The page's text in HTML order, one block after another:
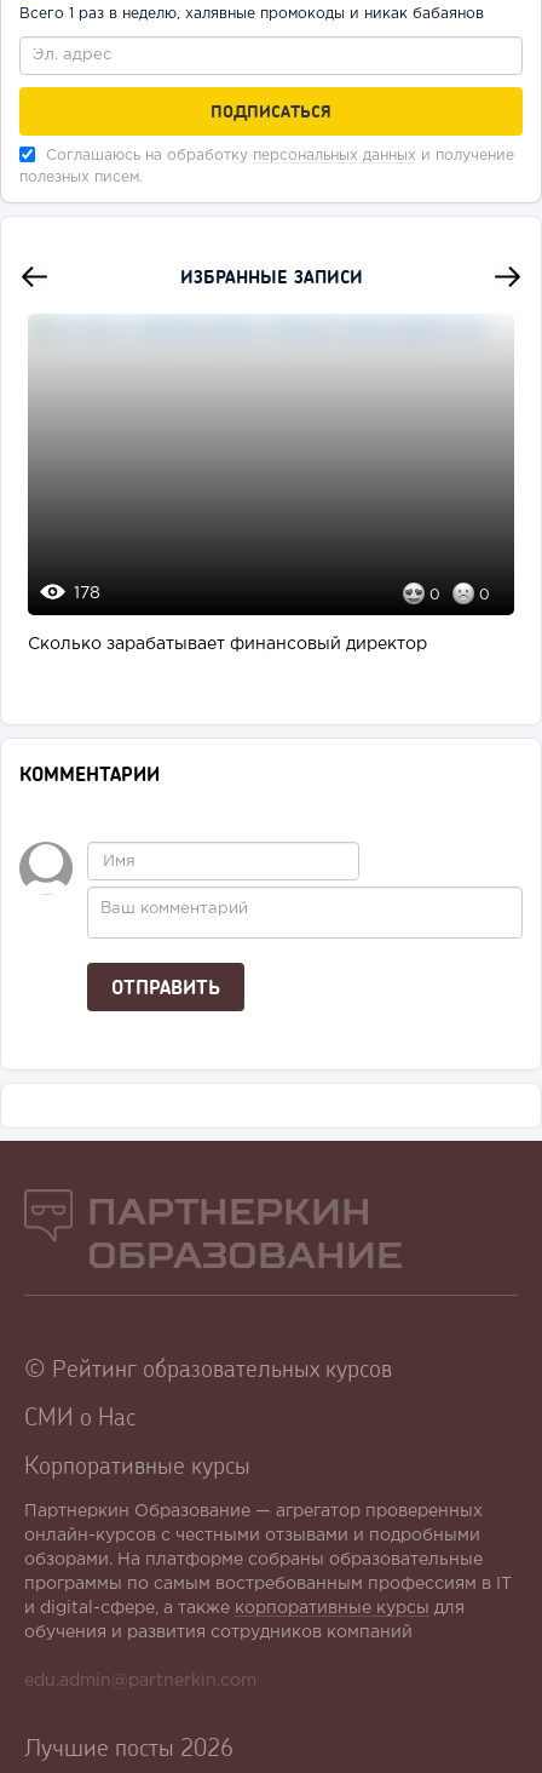
Всего 1 раз в неделю, халявные промокоды и никак бабаянов
Соглашаюсь на обработку персональных данных и получение
полезных писем.
ИЗБРАННЫЕ ЗАПИСИ
178 0 0
Сколько зарабатывает финансовый директор
КОММЕНТАРИИ
Партнеркин
Образование
© Рейтинг образовательных курсов
СМИ о Нас
Корпоративные курсы
Партнеркин Образование — агрегатор проверенных
онлайн-курсов с честными отзывами и подробными
обзорами. На платформе собраны образовательные
программы по самым востребованным профессиям в IT
и digital-сфере, а также корпоративные курсы для
обучения и развития сотрудников компаний
edu.admin@partnerkin.com
Лучшие посты 2026